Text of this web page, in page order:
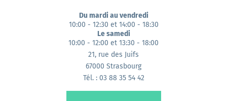
Du mardi au vendredi
10:00 - 12:30 et 14:00 - 18:30
Le samedi
10:00 - 12:00 et 13:30 - 18:00
21, rue des Juifs
67000 Strasbourg
Tél. : 03 88 35 54 42